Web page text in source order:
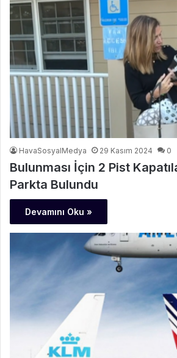
HavaSosyalMedya 29 Kasım 2024 0
Bulunması İçin 2 Pist
Parkta Bulundu
Devamını Oku »